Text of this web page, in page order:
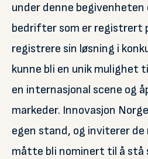
under denne begivenheten
bedrifter som er registrert
registrere sin løsning i
kunne bli en unik mulighet
en internasjonal scene og
markeder. Innovasjon
egen stand, og inviterer
måtte bli nominert til å stå